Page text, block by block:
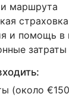
маршрута
и помощь в
затраты
(около